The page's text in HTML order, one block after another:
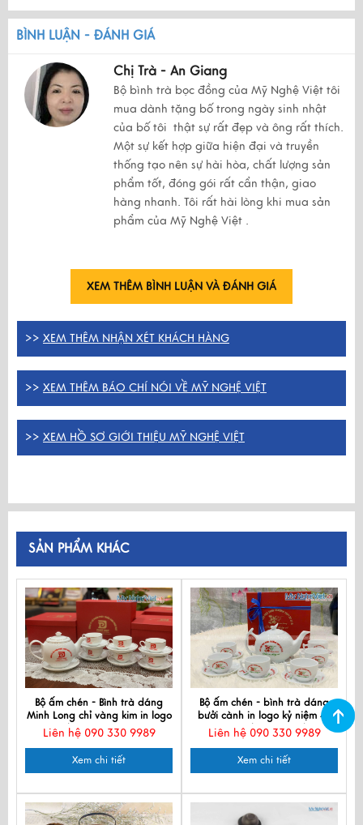
BÌNH LUẬN - ĐÁNH GIÁ
Chị Trà - An Giang
Bộ bình trà bọc đồng của Mỹ Nghệ Việt tôi
mua dành tặng bố trong ngày sinh nhật
của bố tôi thật sự rất đẹp và ông rất thích.
Một sự kết hợp giữa hiện đại và truyền
thống tạo nên sự hài hòa, chất lượng sản
phẩm tốt, đóng gói rất cẩn thận, giao
hàng nhanh. Tôi rất hài lòng khi mua sản
phẩm của Mỹ Nghệ Việt .
XEM THÊM BÌNH LUẬN VÀ ĐÁNH GIÁ
>> XEM THÊM NHẬN XÉT KHÁCH HÀNG
>> XEM THÊM BÁO CHÍ NÓI VỀ MỸ NGHỆ VIỆT
>> XEM HỒ SƠ GIỚI THIỆU MỸ NGHỆ VIỆT
SẢN PHẨM KHÁC
Bộ ấm chén - Bình trà dáng
Minh Long chỉ vàng kim in logo
Phát Đạt HDPD1
Liên hệ 090 330 9989
Xem chi tiết
Bộ ấm chén - bình trà dáng
bưởi cành in logo kỷ niệm 40
năm ngày Nhà Giáo Việt Nam
Liên hệ 090 330 9989
Xem chi tiết